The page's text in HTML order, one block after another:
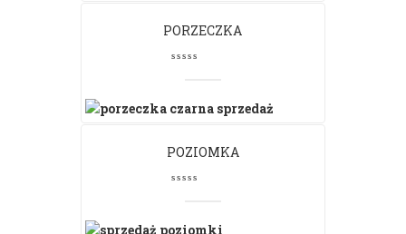
PORZECZKA
POZIOMKA